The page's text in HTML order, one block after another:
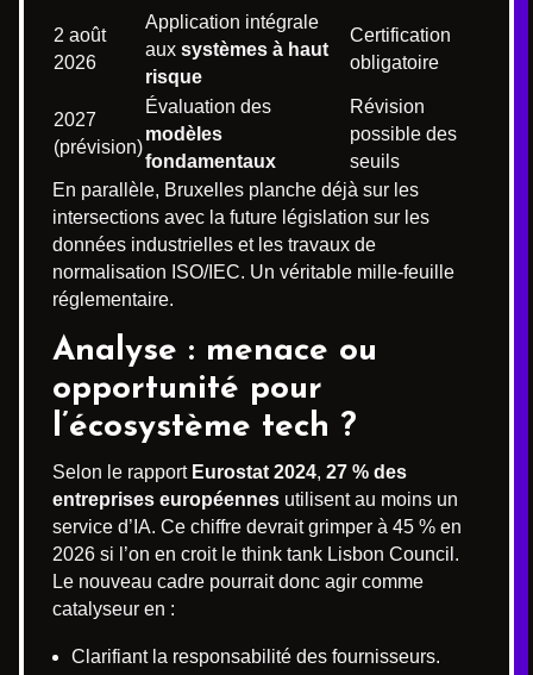
2 août
2026
Application intégrale
aux systèmes à haut
risque
Certification
obligatoire
2027
(prévision)
Évaluation des
modèles
fondamentaux
Révision
possible des
seuils
En parallèle, Bruxelles planche déjà sur les
intersections avec la future législation sur les
données industrielles et les travaux de
normalisation ISO/IEC. Un véritable mille-feuille
réglementaire.
Analyse : menace ou
opportunité pour
l’écosystème tech ?
Selon le rapport Eurostat 2024, 27 % des
entreprises européennes utilisent au moins un
service d’IA. Ce chiffre devrait grimper à 45 % en
2026 si l’on en croit le think tank Lisbon Council.
Le nouveau cadre pourrait donc agir comme
catalyseur en :
Clarifiant la responsabilité des fournisseurs.